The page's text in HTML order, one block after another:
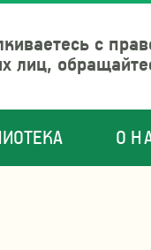
с
лиц,
О